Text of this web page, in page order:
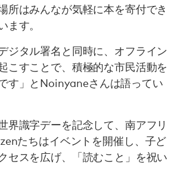
所はみんなが気軽に本を寄付でき
ます。
ジタル署名と同時に、オフライン
こすことで、積極的な市民活動を
す」とNoinyaneさんは語ってい
界識字デーを記念して、南アフリ
たちはイベントを開催し、子ど
セスを広げ、「読むこと」を祝い